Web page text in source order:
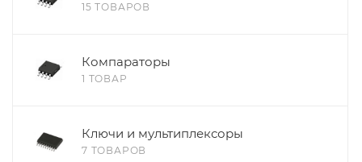
15 ТОВАРОВ
Компараторы
1 ТОВАР
Ключи и мультиплексоры
7 ТОВАРОВ